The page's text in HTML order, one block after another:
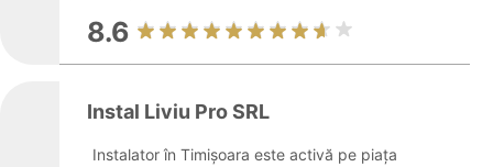
8.6
Instal Liviu Pro SRL
Instalator în Timișoara este activă pe piața